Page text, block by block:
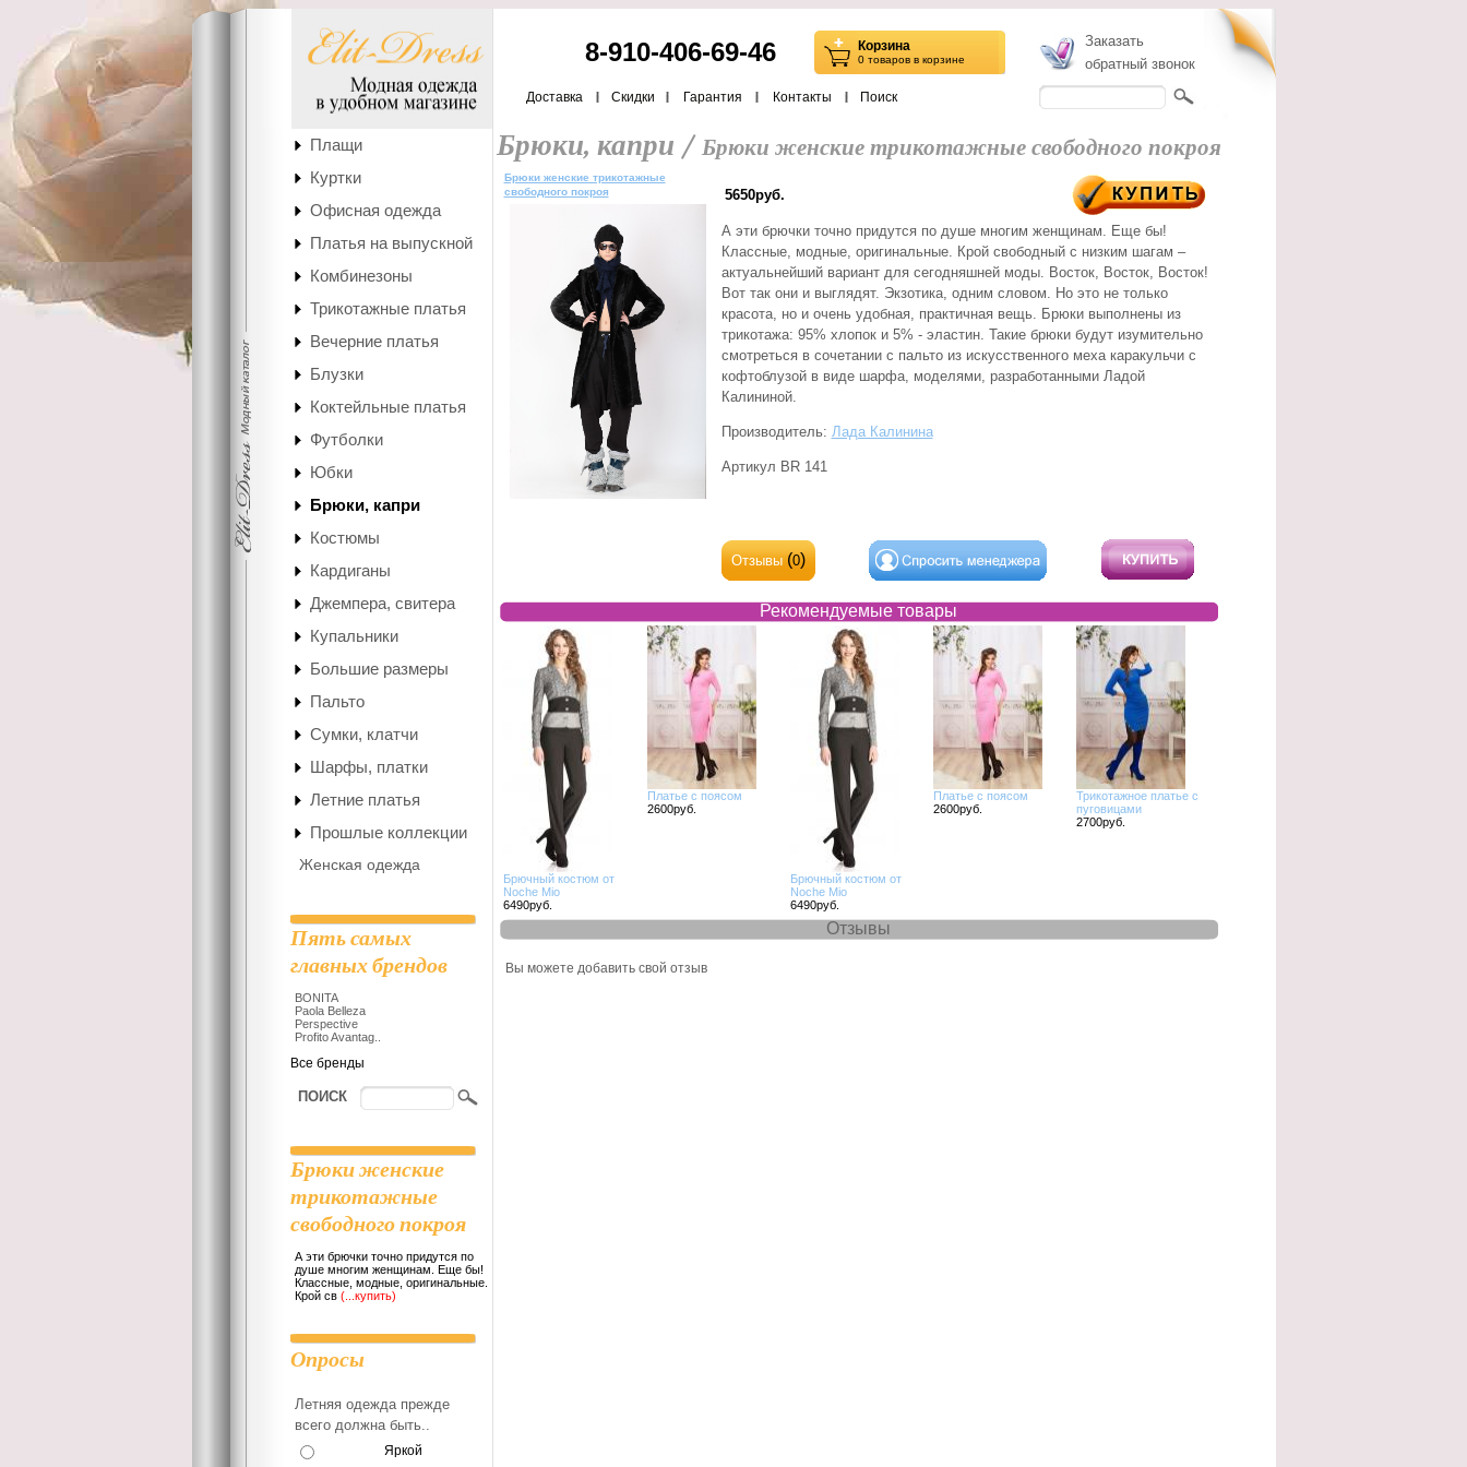
8-910-406-69-46 Корзина
0 товаров в корзине
Заказать
обратный звонок
Доставка Скидки Гарантия Контакты Поиск
Плащи
Куртки
Офисная одежда
Платья на выпускной
Комбинезоны
Трикотажные платья
Вечерние платья
Блузки
Коктейльные платья
Футболки
Юбки
Брюки, капри
Костюмы
Кардиганы
Джемпера, свитера
Купальники
Большие размеры
Пальто
Сумки, клатчи
Шарфы, платки
Летние платья
Прошлые коллекции
Женская одежда
Пять самых
главных брендов
BONITA
Paola Belleza
Perspective
Profito Avantag..
Все бренды
ПОИСК
Брюки женские
трикотажные
свободного покроя
А эти брючки точно придутся по
душе многим женщинам. Еще бы!
Классные, модные, оригинальные.
Крой св(...купить)
Опросы
Летняя одежда прежде
всего должна быть..
Яркой
Брюки, капри / Брюки женские трикотажные свободного покроя
Брюки женские трикотажные
свободного покроя
5650руб.
А эти брючки точно придутся по душе многим женщинам. Еще бы!
Классные, модные, оригинальные. Крой свободный с низким шагам –
актуальнейший вариант для сегодняшней моды. Восток, Восток, Восток!
Вот так они и выглядят. Экзотика, одним словом. Но это не только
красота, но и очень удобная, практичная вещь. Брюки выполнены из
трикотажа: 95% хлопок и 5% - эластин. Такие брюки будут изумительно
смотреться в сочетании с пальто из искусственного меха каракульчи с
кофтоблузой в виде шарфа, моделями, разработанными Ладой
Калининой.
Производитель: Лада Калинина
Артикул BR 141
Отзывы(0)
Рекомендуемые товары
Брючный костюм от
Noche Mio
6490руб.
Платье с поясом
2600руб.
Брючный костюм от
Noche Mio
6490руб.
Платье с поясом
2600руб.
Трикотажное платье с
пуговицами
2700руб.
Отзывы
Вы можете добавить свой отзыв